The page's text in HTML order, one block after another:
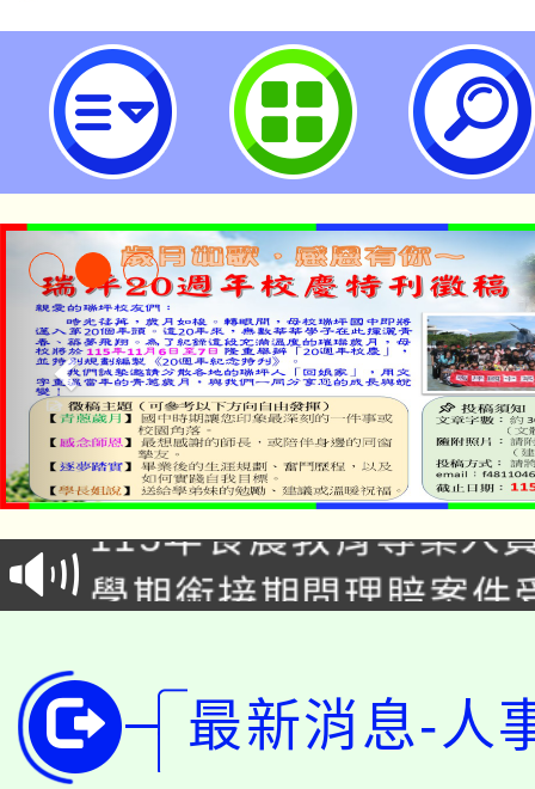
本府教育局函轉「教師待遇條例」
款規定解釋令1份-桃園市立瑞坪國
淨零綠生活教案入校路
115年食農教育專業人
程
學期銜接期間理賠案件
版
公告本校115學年度第
代理(課)教師甄選結果(
「2026金融保險知識
最新消息-人